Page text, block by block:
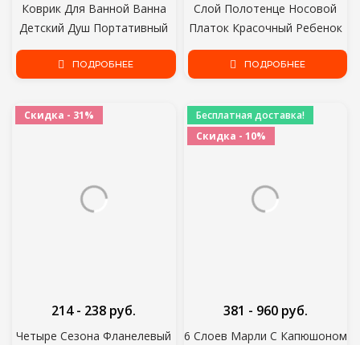
Коврик Для Ванной Ванна
Детский Душ Портативный
Матрас Надувной Матрас
Комфорт Pad Милый Ветер
Комната Безопасности
Продукты
ПОДРОБНЕЕ
Слой Полотенце Носовой
Платок Красочный Ребенок
Протрите Ткань
Новорожденный Ребенок
Нагрудники Кормление
Ванна Towelf для Детей
ПОДРОБНЕЕ
Скидка - 31%
Четыре Сезона Фланелевый
214 - 238 руб.
Бесплатная доставка!
Скидка - 10%
6 Слоев Марли С Капюшоном
381 - 960 руб.